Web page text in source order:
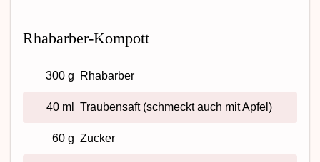
Rhabarber-Kompott
300 g Rhabarber
40 ml Traubensaft (schmeckt auch mit Apfel)
60 g Zucker